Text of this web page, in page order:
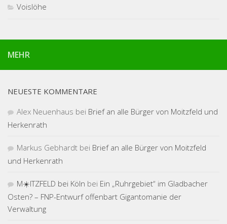
Voislöhe
MEHR
NEUESTE KOMMENTARE
Alex Neuenhaus bei Brief an alle Bürger von Moitzfeld und
Herkenrath
Markus Gebhardt bei Brief an alle Bürger von Moitzfeld
und Herkenrath
M☀️ITZFELD bei Köln bei Ein „Ruhrgebiet“ im Gladbacher
Osten? – FNP-Entwurf offenbart Gigantomanie der
Verwaltung